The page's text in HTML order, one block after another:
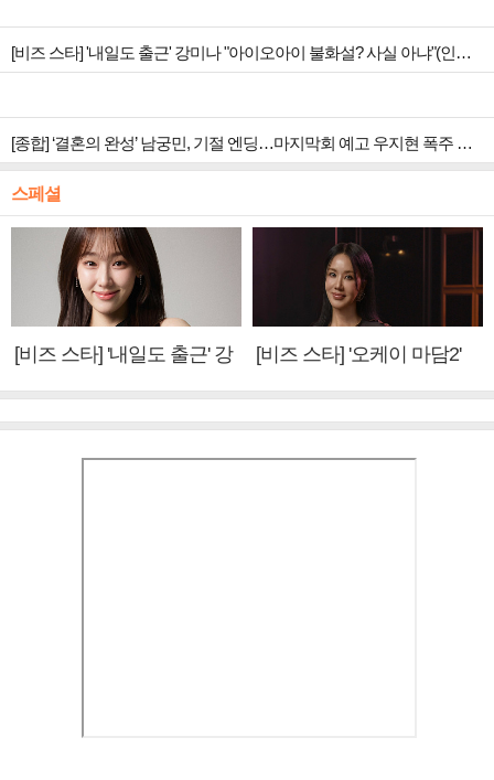
[비즈 스타] '내일도 출근' 강미나 "아이오아이 불화설? 사실 아냐"(인터뷰)
[종합] ‘결혼의 완성’ 남궁민, 기절 엔딩…마지막회 예고 우지현 폭주 결말은?
스페셜
[비즈 스타] '내일도 출근' 강
[비즈 스타] '오케이 마담2'